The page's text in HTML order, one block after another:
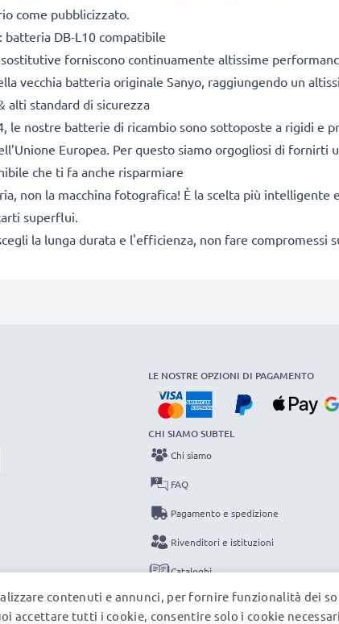
come pubblicizzato.
batteria DB-L10 compatibile
forniscono continuamente altissime
vecchia batteria originale Sanyo, raggiungendo un
alti standard di sicurezza
le nostre batterie di ricambio sono sottoposte a rigidi
Europea. Per questo siamo orgogliosi di fornirti
che ti fa anche risparmiare
non la macchina fotografica! È la scelta più
superflui.
la lunga durata e l'efficienza, non fare compromessi
LE NOSTRE OPZIONI DI PAGAMENTO
CHI SIAMO SUBTEL
Chi siamo
FAQ
Pagamento e spedizione
Rivenditori e istituzioni
Cataloghi
Contatti
contenuti e annunci, per fornire funzionalità dei
accettare tutti i cookie, consentire solo i cookie